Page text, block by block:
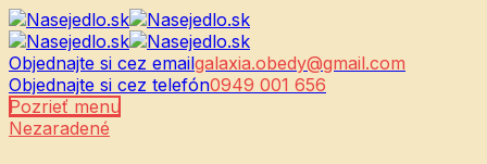
Objednajte si cez emailgalaxia.obedy@gmail.com
Objednajte si cez telefón0949 001 656
Pozrieť menu
Nezaradené